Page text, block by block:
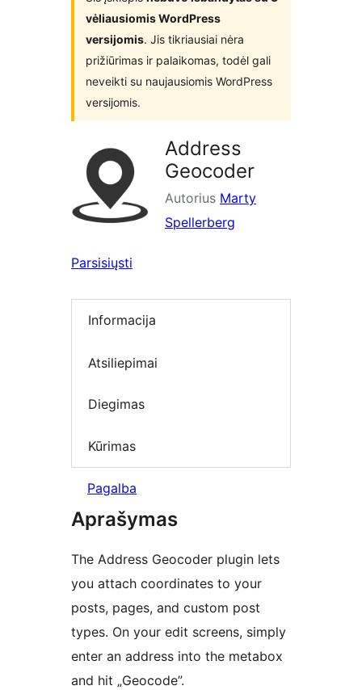
vėliausiomis WordPress
versijomis. Jis tikriausiai nėra
prižiūrimas ir palaikomas, todėl gali
neveikti su naujausiomis WordPress
versijomis.
Address
Geocoder
Autorius Marty
Spellerberg
Parsisiųsti
Informacija
Atsiliepimai
Diegimas
Kūrimas
Pagalba
Aprašymas
The Address Geocoder plugin lets
you attach coordinates to your
posts, pages, and custom post
types. On your edit screens, simply
enter an address into the metabox
and hit „Geocode”.